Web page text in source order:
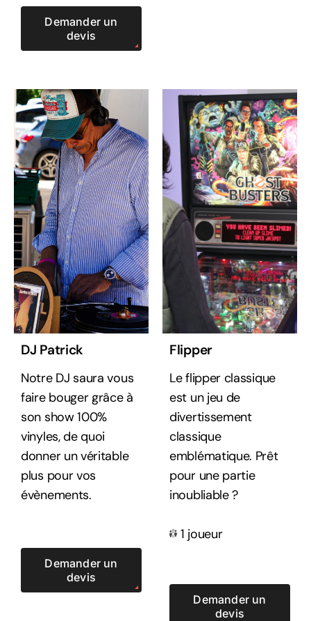
Demander un
devis
DJ Patrick
Notre DJ saura vous
faire bouger grâce à
son show 100%
vinyles, de quoi
donner un véritable
plus pour vos
évènements.
Demander un
devis
Flipper
Le flipper classique
est un jeu de
divertissement
classique
emblématique. Prêt
pour une partie
inoubliable ?
1 joueur
Demander un
devis